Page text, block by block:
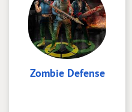
Zombie Defense